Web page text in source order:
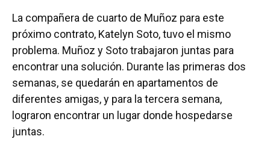
La compañera de cuarto de Muñoz para este
próximo contrato, Katelyn Soto, tuvo el mismo
problema. Muñoz y Soto trabajaron juntas para
encontrar una solución. Durante las primeras dos
semanas, se quedarán en apartamentos de
diferentes amigas, y para la tercera semana,
lograron encontrar un lugar donde hospedarse
juntas.